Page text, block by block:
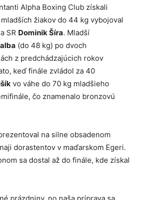
Alpha Boxing Club získali
žiakov do 44 kg vybojoval
SR Dominik Šíra. Mladší
(do 48 kg) po dvoch
z predchádzajúcich rokov
keď finále zvládol za 40
vo váhe do 70 kg mladšieho
čo znamenalo bronzovú
na silne obsadenom
dorastentov v maďarskom Egeri.
sa dostal až do finále, kde získal